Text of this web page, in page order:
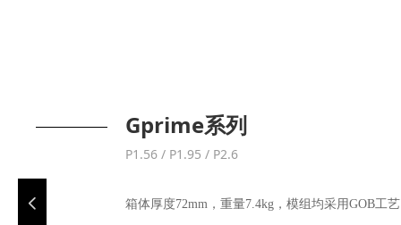
箱体厚度72mm，重量7.4kg，模组均采用GOB工
Gprime系列
P1.56 / P1.95 / P2.6
넳